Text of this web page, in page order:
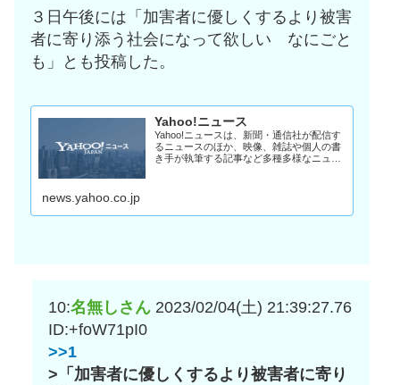
３日午後には「加害者に優しくするより被害
者に寄り添う社会になって欲しい なにごと
も」とも投稿した。
Yahoo!ニュース
Yahoo!ニュースは、新聞・通信社が配信す
るニュースのほか、映像、雑誌や個人の書
き手が執筆する記事など多種多様なニュー
news.yahoo.co.jp
10:名無しさん 2023/02/04(土) 21:39:27.76
ID:+foW71pI0
>>1
>「加害者に優しくするより被害者に寄り